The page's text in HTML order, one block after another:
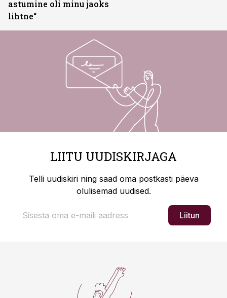
astumine oli minu jaoks
lihtne“
LIITU UUDISKIRJAGA
Telli uudiskiri ning saad oma postkasti päeva
olulisemad uudised.
Liitun